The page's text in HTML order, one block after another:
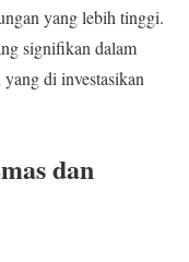
yang lebih tinggi.
signifikan dalam
di investasikan
dan